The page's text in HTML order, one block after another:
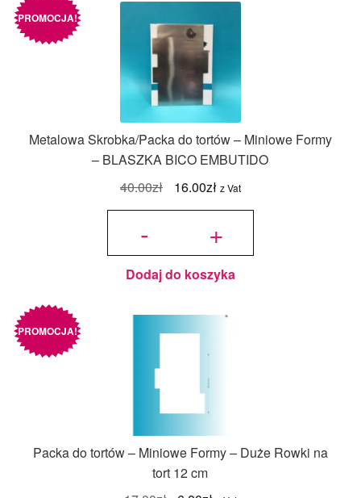
Metalowa Skrobka/Packa do tortów – Miniowe Formy
– BLASZKA BICO EMBUTIDO
PROMOCJA!
40.00zł
Pierwotna
cena
16.00złAktualna
cena
16.00zł.
z Vat
-
ilość Metalowa
Miniowe
Formy -
BICO
EMBUTIDO
+
Dodaj do koszyka
Packa do tortów – Miniowe Formy – Duże Rowki na
tort 12 cm
PROMOCJA!